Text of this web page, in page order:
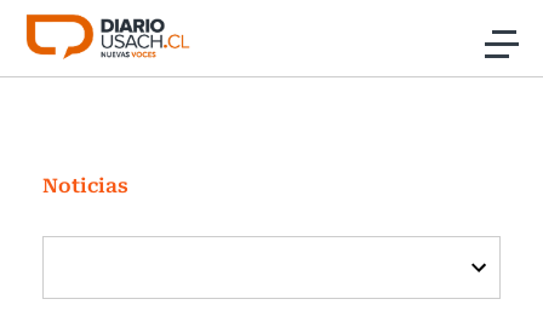
Click acá para ir directamente al contenido
Investigación
Cultura
Programas Radio y TV Usach
Noticias